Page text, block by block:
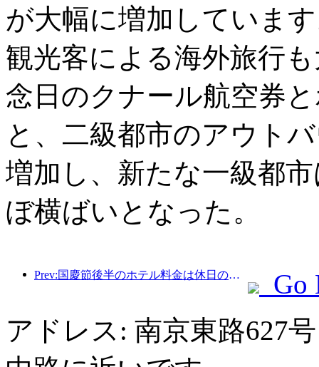
が大幅に増加していま
観光客による海外旅行
念日のクナール航空券
と、二級都市のアウト
増加し、新たな一級都
ぼ横ばいとなった。
Prev:国慶節後半のホテル料金は休日の最低価格に
Go
アドレス: 南京東路627